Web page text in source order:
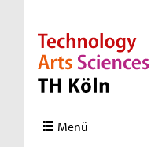
Direkt zur Hauptnavigation
Direkt zur Subnavigation
Direkt zum Inhalt
Direkt zum Fußbereich
Menü